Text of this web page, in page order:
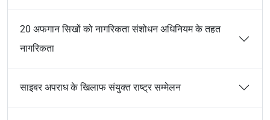
20 अफगान सिखों को नागरिकता संशोधन अधिनियम के तहत
नागरिकता
साइबर अपराध के खिलाफ संयुक्त राष्ट्र सम्मेलन